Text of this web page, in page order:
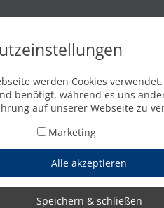
werden Cookies
benötigt, während es uns
auf unserer Webseite zu
Marketing
Alle akzeptieren
Speichern & schließen